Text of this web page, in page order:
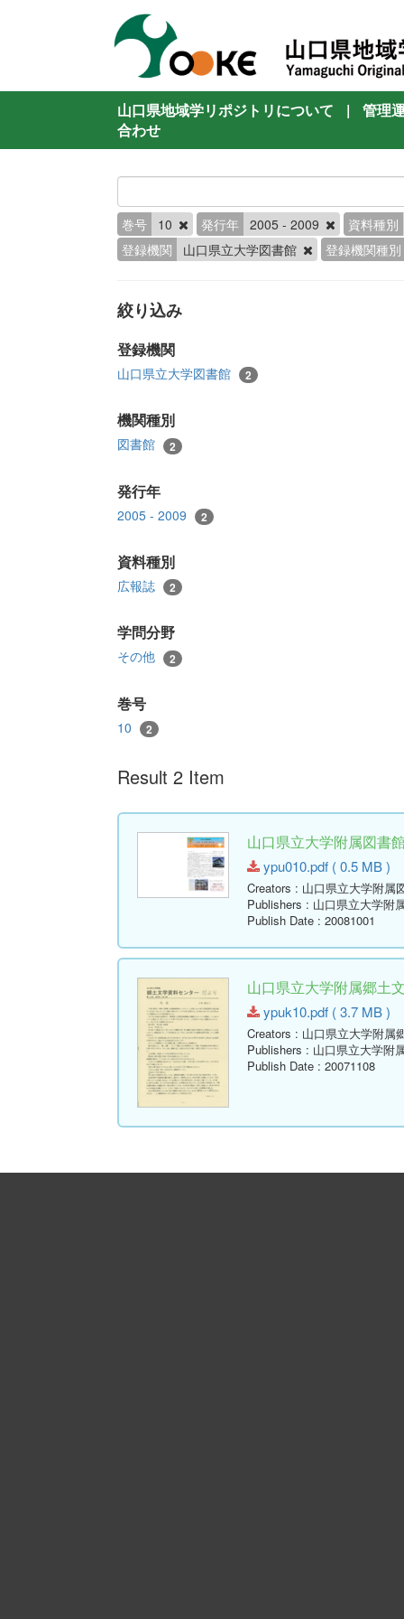
山口県地域学リポジトリについて |
管理
合わせ
巻号 10 発行年 2005 - 2009
資料種別
登録機関
山口県立大学図書館 登録機関種別
絞り込み
登録機関
山口県立大学図書館 2
機関種別
図書館 2
発行年
2005 - 2009 2
資料種別
広報誌 2
学問分野
その他 2
巻号
10 2
Result 2 Item
山口県立大学附属図書
ypu010.pdf ( 0.5 MB )
Creators : 山口県立大学附属
Publishers : 山口県立大学附
Publish Date : 20081001
山口県立大学附属郷土
ypuk10.pdf ( 3.7 MB )
Creators : 山口県立大学附属
Publishers : 山口県立大学附
Publish Date : 20071108